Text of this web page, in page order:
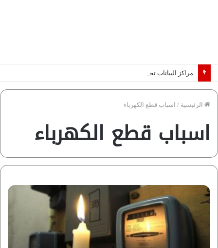
الرئيسية / اسباب قطع الكهرباء
اسباب قطع الكهرباء